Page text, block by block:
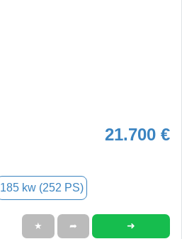
21.700 €
185 kw (252 PS)
★ ➦ ➜